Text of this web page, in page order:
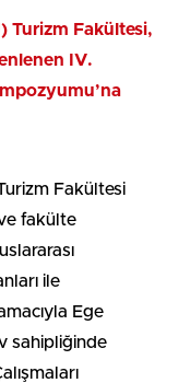
Turizm Fakültesi,
IV.
Fakültesi
fakülte
ile
Ege
sahipliğinde